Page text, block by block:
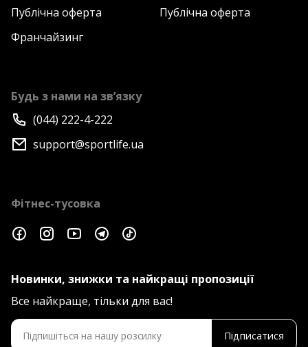
Публічна оферта
Публічна оферта
Франчайзинг
Будь з нами на зв’язку
(044) 222-4-222
support@sportlife.ua
Фітнес-тусовка
Новинки, знижки та найкращі пропозиції
Все найкраще, тільки для вас!
Підписатися